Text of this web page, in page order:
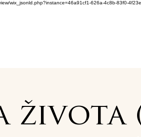
wix_jsonld.php?instance=46a91cf1-626a-4c8b-83f0-
života